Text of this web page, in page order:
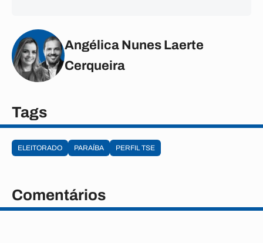
Angélica Nunes Laerte
Cerqueira
Tags
ELEITORADO PARAÍBA PERFIL TSE
Comentários